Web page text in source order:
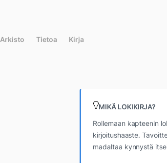
Arkisto Tietoa Kirja
MIKÄ LOKIKIRJA?
Rollemaan kapteenin
kirjoitushaaste.
madaltaa kynnystä